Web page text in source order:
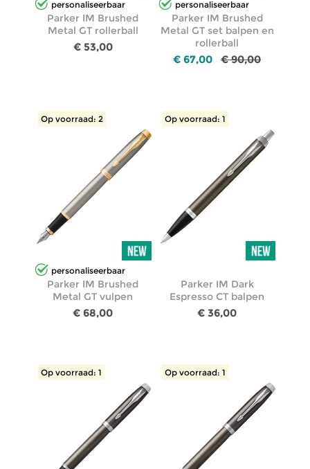
personaliseerbaar
Parker IM Brushed
Metal GT rollerball
€ 53,00
personaliseerbaar
Parker IM Brushed
Metal GT set balpen en
rollerball
€ 67,00 € 90,00
personaliseerbaar
Op voorraad: 2
Parker IM Brushed
Metal GT vulpen
€ 68,00
Op voorraad: 1
Parker IM Dark
Espresso CT balpen
€ 36,00
Op voorraad: 1 Op voorraad: 1